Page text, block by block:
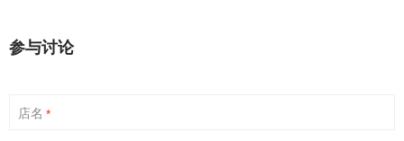
参与讨论
店名 *